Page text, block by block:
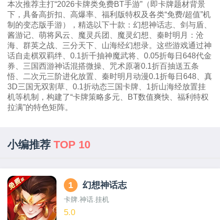
本次推荐主打“2026卡牌类免费BT手游”（即卡牌题材背景
下，具备高折扣、高爆率、福利版特权及各类“免费/超值”机
制的变态版手游），精选以下十款：幻想神话志、剑与盾、
酱游记、萌将风云、魔灵兵团、魔灵幻想、秦时明月：沧
海、群英之战、三分天下、山海经幻想录。这些游戏通过神
话自走棋双羁绊、0.1折千抽神魔武将、0.05折每日648代金
券、三国西游神话混搭微操、咒术原著0.1折百抽送五条
悟、二次元三阶进化放置、秦时明月动漫0.1折每日648、真
3D三国无双割草、0.1折动态三国卡牌、1折山海经放置挂
机等机制，构建了“卡牌策略多元、BT数值爽快、福利特权
拉满”的特色矩阵。
小编推荐 TOP 10
1 幻想神话志
卡牌.神话.挂机
5.0